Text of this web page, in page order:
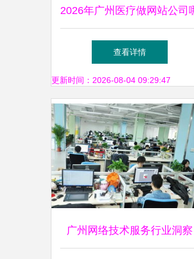
2026年广州医疗做网站公司
家强？答案等你一探究竟
查看详情
更新时间：2026-08-04 09:29:47
广州网络技术服务行业洞察